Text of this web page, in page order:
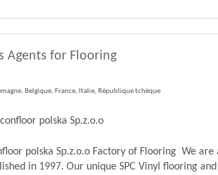
Agents for Flooring
Belgique, France, Italie, République tchèque
polska Sp.z.o.o
polska Sp.z.o.o Factory of Flooring We
in 1997. Our unique SPC Vinyl flooring